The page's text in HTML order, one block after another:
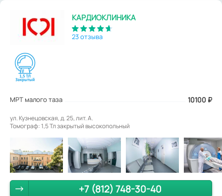
КАРДИОКЛИНИКА
23 отзыва
МРТ малого таза 10100 ₽
ул. Кузнецовская, д. 25, лит. А.
Томограф: 1,5 Тл закрытый высокопольный
+7 (812) 748-30-40